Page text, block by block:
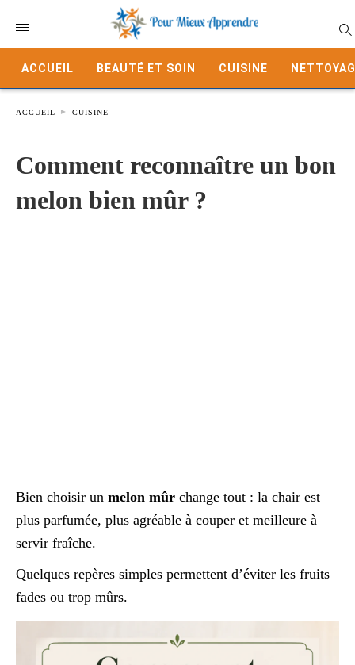
ACCUEIL BEAUTÉ ET SOIN CUISINE
ACCUEIL CUISINE
Comment reconnaître un bon
melon bien mûr ?
Bien choisir un melon mûr change tout : la chair est
plus parfumée, plus agréable à couper et meilleure à
servir fraîche.
Quelques repères simples permettent d’éviter les fruits
fades ou trop mûrs.